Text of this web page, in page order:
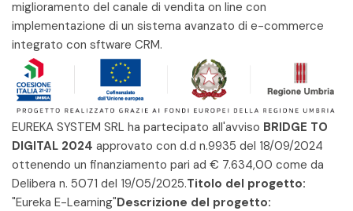
miglioramento del canale di vendita on line con
implementazione di un sistema avanzato di e-commerce
integrato con sftware CRM.
EUREKA SYSTEM SRL ha partecipato all'avviso BRIDGE TO
DIGITAL 2024 approvato con d.d n.9935 del 18/09/2024
ottenendo un finanziamento pari ad € 7.634,00 come da
Delibera n. 5071 del 19/05/2025.Titolo del progetto:
"Eureka E-Learning"Descrizione del progetto: